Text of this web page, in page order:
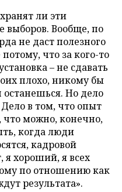
ли эти
выборов. Вообще, по
не даст полезного
что за кого-то
– не сдавать
плохо, никому бы
останешься. Но дело
Дело в том, что опыт
что можно, конечно,
когда люди
кадровой
я хороший, я всех
по отношению как
результата».